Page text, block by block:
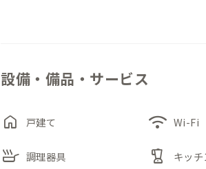
また、なんといっても霧島A邸最大の
くり過ごすことがおすすめです。
設備・備品・サービス
home 戸建て wifi Wi-Fi
skillet 調理器具 blender キッ